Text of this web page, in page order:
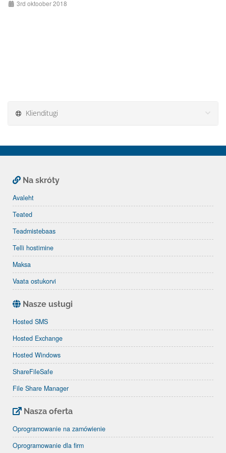
3rd oktoober 2018
Klienditugi
Na skróty
Avaleht
Teated
Teadmistebaas
Telli hostimine
Maksa
Vaata ostukorvi
Nasze usługi
Hosted SMS
Hosted Exchange
Hosted Windows
ShareFileSafe
File Share Manager
Nasza oferta
Oprogramowanie na zamówienie
Oprogramowanie dla firm